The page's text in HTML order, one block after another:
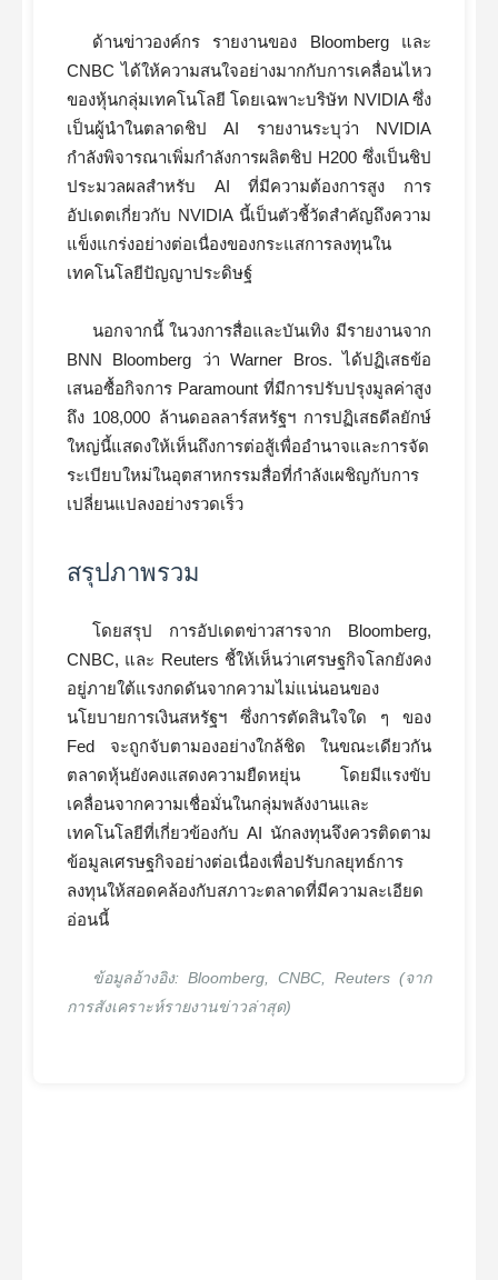
ด้านข่าวองค์กร รายงานของ Bloomberg และ
CNBC ได้ให้ความสนใจอย่างมากกับการเคลื่อนไหว
ของหุ้นกลุ่มเทคโนโลยี โดยเฉพาะบริษัท NVIDIA ซึ่ง
เป็นผู้นำในตลาดชิป AI รายงานระบุว่า NVIDIA
กำลังพิจารณาเพิ่มกำลังการผลิตชิป H200 ซึ่งเป็นชิป
ประมวลผลสำหรับ AI ที่มีความต้องการสูง การ
อัปเดตเกี่ยวกับ NVIDIA นี้เป็นตัวชี้วัดสำคัญถึงความ
แข็งแกร่งอย่างต่อเนื่องของกระแสการลงทุนใน
เทคโนโลยีปัญญาประดิษฐ์
นอกจากนี้ ในวงการสื่อและบันเทิง มีรายงานจาก
BNN Bloomberg ว่า Warner Bros. ได้ปฏิเสธข้อ
เสนอซื้อกิจการ Paramount ที่มีการปรับปรุงมูลค่าสูง
ถึง 108,000 ล้านดอลลาร์สหรัฐฯ การปฏิเสธดีลยักษ์
ใหญ่นี้แสดงให้เห็นถึงการต่อสู้เพื่ออำนาจและการจัด
ระเบียบใหม่ในอุตสาหกรรมสื่อที่กำลังเผชิญกับการ
เปลี่ยนแปลงอย่างรวดเร็ว
สรุปภาพรวม
โดยสรุป การอัปเดตข่าวสารจาก Bloomberg,
CNBC, และ Reuters ชี้ให้เห็นว่าเศรษฐกิจโลกยังคง
อยู่ภายใต้แรงกดดันจากความไม่แน่นอนของ
นโยบายการเงินสหรัฐฯ ซึ่งการตัดสินใจใด ๆ ของ
Fed จะถูกจับตามองอย่างใกล้ชิด ในขณะเดียวกัน
ตลาดหุ้นยังคงแสดงความยืดหยุ่น โดยมีแรงขับ
เคลื่อนจากความเชื่อมั่นในกลุ่มพลังงานและ
เทคโนโลยีที่เกี่ยวข้องกับ AI นักลงทุนจึงควรติดตาม
ข้อมูลเศรษฐกิจอย่างต่อเนื่องเพื่อปรับกลยุทธ์การ
ลงทุนให้สอดคล้องกับสภาวะตลาดที่มีความละเอียด
อ่อนนี้
ข้อมูลอ้างอิง: Bloomberg, CNBC, Reuters (จาก
การสังเคราะห์รายงานข่าวล่าสุด)